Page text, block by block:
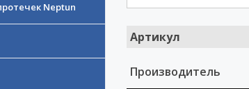
Neptun
Артикул
Производитель